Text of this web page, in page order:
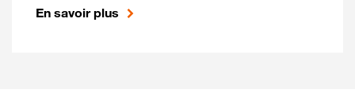
En savoir plus